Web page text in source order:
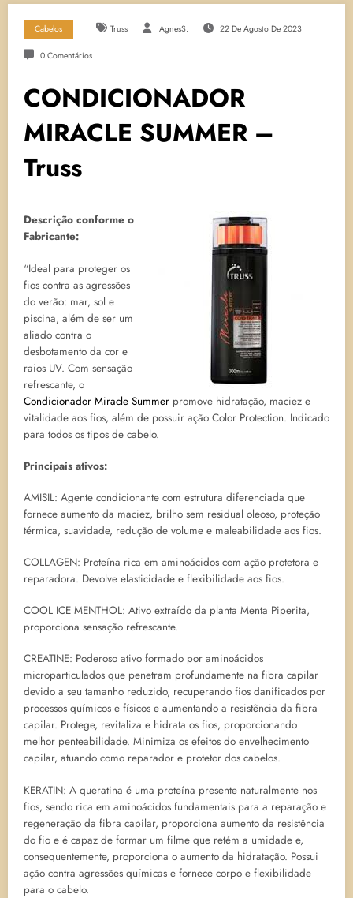
Cabelos Truss AgnesS. 22 De Agosto De 2023
0 Comentários
CONDICIONADOR
MIRACLE SUMMER –
Truss
Descrição conforme o
Fabricante:
“Ideal para proteger os
fios contra as agressões
do verão: mar, sol e
piscina, além de ser um
aliado contra o
desbotamento da cor e
raios UV. Com sensação
refrescante, o
Condicionador Miracle Summer promove hidratação, maciez e
vitalidade aos fios, além de possuir ação Color Protection. Indicado
para todos os tipos de cabelo.
Principais ativos:
AMISIL: Agente condicionante com estrutura diferenciada que
fornece aumento da maciez, brilho sem residual oleoso, proteção
térmica, suavidade, redução de volume e maleabilidade aos fios.
COLLAGEN: Proteína rica em aminoácidos com ação protetora e
reparadora. Devolve elasticidade e flexibilidade aos fios.
COOL ICE MENTHOL: Ativo extraído da planta Menta Piperita,
proporciona sensação refrescante.
CREATINE: Poderoso ativo formado por aminoácidos
microparticulados que penetram profundamente na fibra capilar
devido a seu tamanho reduzido, recuperando fios danificados por
processos químicos e físicos e aumentando a resistência da fibra
capilar. Protege, revitaliza e hidrata os fios, proporcionando
melhor penteabilidade. Minimiza os efeitos do envelhecimento
capilar, atuando como reparador e protetor dos cabelos.
KERATIN: A queratina é uma proteína presente naturalmente nos
fios, sendo rica em aminoácidos fundamentais para a reparação e
regeneração da fibra capilar, proporciona aumento da resistência
do fio e é capaz de formar um filme que retém a umidade e,
consequentemente, proporciona o aumento da hidratação. Possui
ação contra agressões químicas e fornece corpo e flexibilidade
para o cabelo.